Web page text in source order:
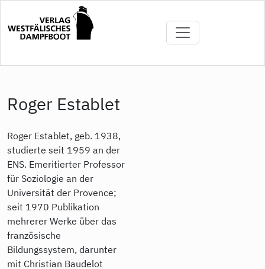
Inhalt
Roger Establet
Roger Establet, geb. 1938,
studierte seit 1959 an der
ENS. Emeritierter Professor
für Soziologie an der
Universität der Provence;
seit 1970 Publikation
mehrerer Werke über das
französische
Bildungssystem, darunter
mit Christian Baudelot